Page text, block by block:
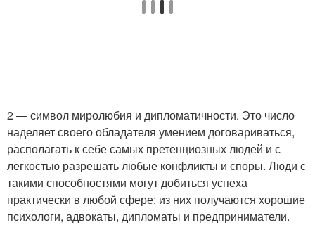
2 — символ миролюбия и дипломатичности. Это число
наделяет своего обладателя умением договариваться,
располагать к себе самых претенциозных людей и с
легкостью разрешать любые конфликты и споры. Люди с
такими способностями могут добиться успеха
практически в любой сфере: из них получаются хорошие
психологи, адвокаты, дипломаты и предприниматели.